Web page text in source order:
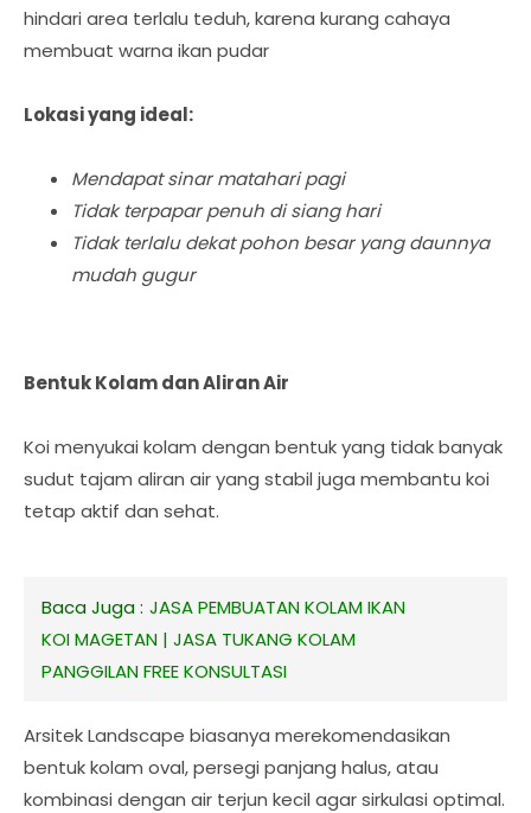
hindari area terlalu teduh, karena kurang cahaya
membuat warna ikan pudar
Lokasi yang ideal:
Mendapat sinar matahari pagi
Tidak terpapar penuh di siang hari
Tidak terlalu dekat pohon besar yang daunnya
mudah gugur
Bentuk Kolam dan Aliran Air
Koi menyukai kolam dengan bentuk yang tidak banyak
sudut tajam aliran air yang stabil juga membantu koi
tetap aktif dan sehat.
Baca Juga : JASA PEMBUATAN KOLAM IKAN
KOI MAGETAN | JASA TUKANG KOLAM
PANGGILAN FREE KONSULTASI
Arsitek Landscape biasanya merekomendasikan
bentuk kolam oval, persegi panjang halus, atau
kombinasi dengan air terjun kecil agar sirkulasi optimal.